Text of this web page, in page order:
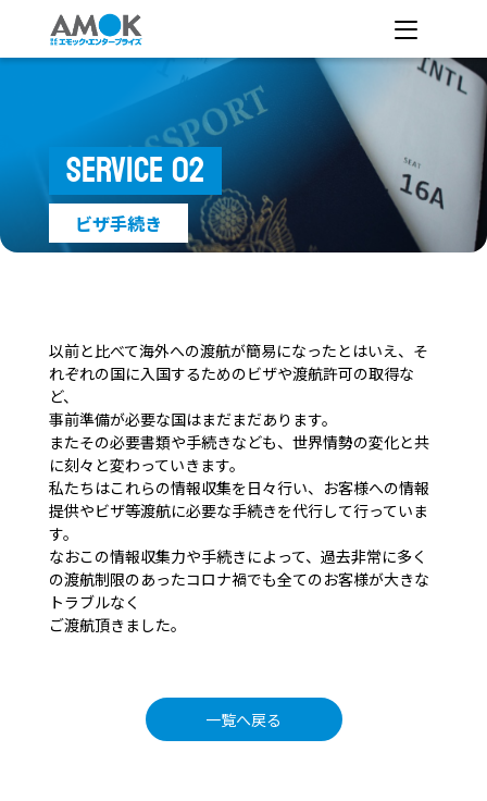
SERVICE 02
ビザ手続き
以前と比べて海外への渡航が簡易になったとはいえ、そ
れぞれの国に入国するためのビザや渡航許可の取得な
ど、
事前準備が必要な国はまだまだあります。
またその必要書類や手続きなども、世界情勢の変化と共
に刻々と変わっていきます。
私たちはこれらの情報収集を日々行い、お客様への情報
提供やビザ等渡航に必要な手続きを代行して行っていま
す。
なおこの情報収集力や手続きによって、過去非常に多く
の渡航制限のあったコロナ禍でも全てのお客様が大きな
トラブルなく
ご渡航頂きました。
一覧へ戻る